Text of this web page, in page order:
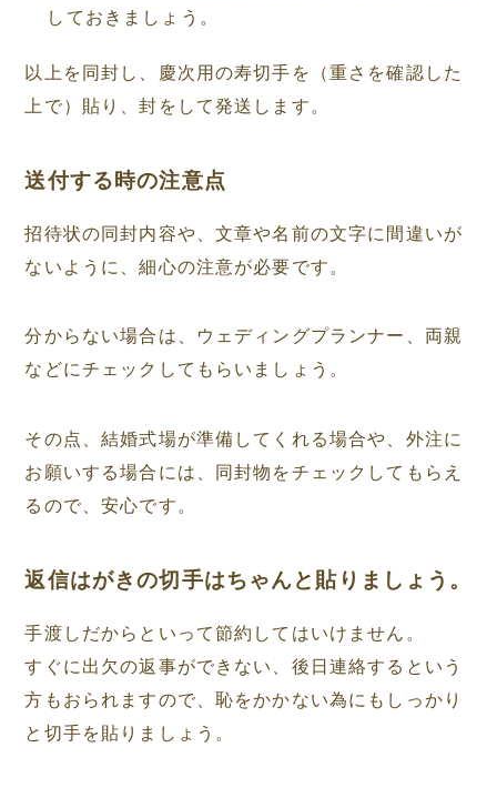
しておきましょう。
以上を同封し、慶次用の寿切手を（重さを確認した
上で）貼り、封をして発送します。
送付する時の注意点
招待状の同封内容や、文章や名前の文字に間違いが
ないように、細心の注意が必要です。
分からない場合は、ウェディングプランナー、両親
などにチェックしてもらいましょう。
その点、結婚式場が準備してくれる場合や、外注に
お願いする場合には、同封物をチェックしてもらえ
るので、安心です。
返信はがきの切手はちゃんと貼りましょう。
手渡しだからといって節約してはいけません。
すぐに出欠の返事ができない、後日連絡するという
方もおられますので、恥をかかない為にもしっかり
と切手を貼りましょう。